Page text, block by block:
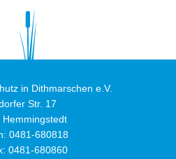
in Dithmarschen e.V.
Str. 17
Hemmingstedt
0481-680818
0481-680860